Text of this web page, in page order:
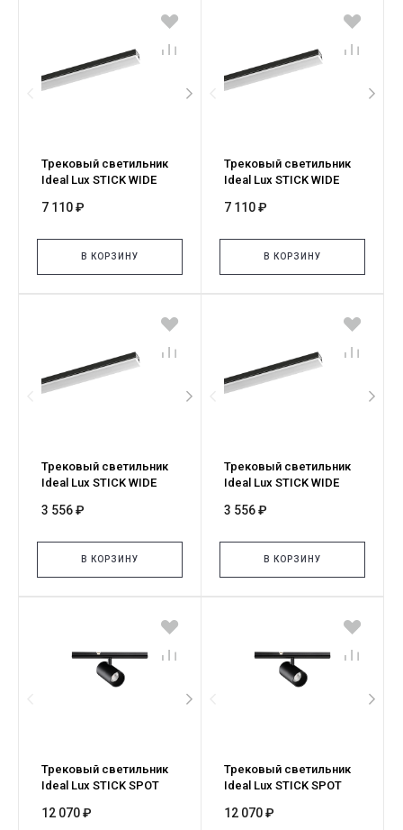
Трековый светильник
Ideal Lux STICK WIDE
7 110 ₽
В КОРЗИНУ
Трековый светильник
Ideal Lux STICK WIDE
7 110 ₽
В КОРЗИНУ
Трековый светильник
Ideal Lux STICK WIDE
3 556 ₽
В КОРЗИНУ
Трековый светильник
Ideal Lux STICK WIDE
3 556 ₽
В КОРЗИНУ
Трековый светильник
Ideal Lux STICK SPOT
343518
12 070 ₽
Трековый светильник
Ideal Lux STICK SPOT
345079
12 070 ₽